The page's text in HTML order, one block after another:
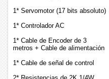
1* Servomotor (17 bits absoluto)
1* Controlador AC
1* Cable de Encoder de 3
metros + Cable de alimentación
1* Cable de señal de control